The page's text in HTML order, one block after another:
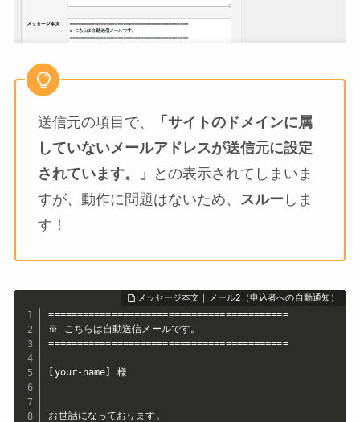
送信元の項目で、
「サイトのドメインに属
していないメールアドレスが送信元に設定
されています。」
との表示されてしまいま
すが、動作に問題はないため、 スルー しま
す！
==========================================
※ こちらは自動送信メールです。
==========================================
[your-name] 様
お世話になっております。